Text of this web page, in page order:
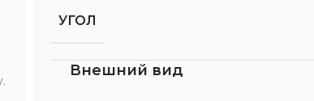
УГОЛ
Внешний вид